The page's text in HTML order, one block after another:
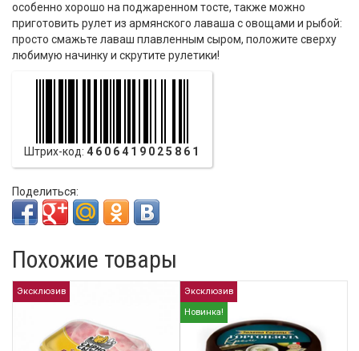
особенно хорошо на поджаренном тосте, также можно
приготовить рулет из армянского лаваша с овощами и рыбой:
просто смажьте лаваш плавленным сыром, положите сверху
любимую начинку и скрутите рулетики!
Штрих-код: 4606419025861
Поделиться:
Похожие товары
Эксклюзив
Эксклюзив
Новинка!